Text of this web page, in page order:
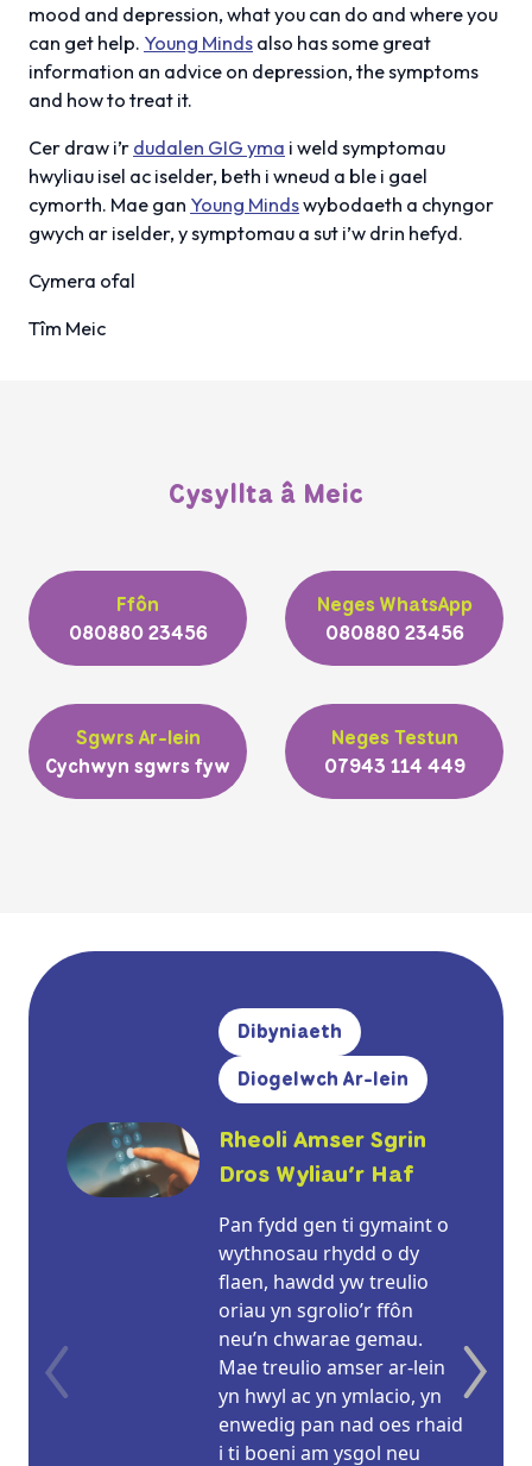
mood and depression, what you can do and where you
can get help. Young Minds also has some great
information an advice on depression, the symptoms
and how to treat it.
Cer draw i’r dudalen GIG yma i weld symptomau
hwyliau isel ac iselder, beth i wneud a ble i gael
cymorth. Mae gan Young Mindswybodaeth a chyngor
gwych ar iselder, y symptomau a sut i’w drin hefyd.
Cymera ofal
Tîm Meic
Cysyllta â Meic
Ffôn
080880 23456
Neges WhatsApp
080880 23456
Sgwrs Ar-lein
Cychwyn sgwrs fyw
Neges Testun
07943 114 449
Dibyniaeth
Diogelwch Ar-lein
Rheoli Amser Sgrin
Dros Wyliau’r Haf
Pan fydd gen ti gymaint o
wythnosau rhydd o dy
flaen, hawdd yw treulio
oriau yn sgrolio’r ffôn
neu’n chwarae gemau.
Mae treulio amser ar-lein
yn hwyl ac yn ymlacio, yn
enwedig pan nad oes rhaid
i ti boeni am ysgol neu